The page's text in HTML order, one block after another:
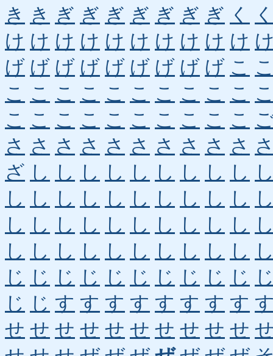
き き ぎ ぎ ぎ ぎ ぎ ぎ ぎ く
け け け け け け け け け け
げ げ げ げ げ げ げ げ げ こ
こ こ こ こ こ こ こ こ こ こ
こ こ こ こ こ こ こ こ こ こ
さ さ さ さ さ さ さ さ さ さ
ざ し し し し し し し し し
し し し し し し し し し し
し し し し し し し し し し
し し し し し し し し し し
じ じ じ じ じ じ じ じ じ じ
じ じ す す す す す す す す
せ せ せ せ せ せ せ せ せ せ